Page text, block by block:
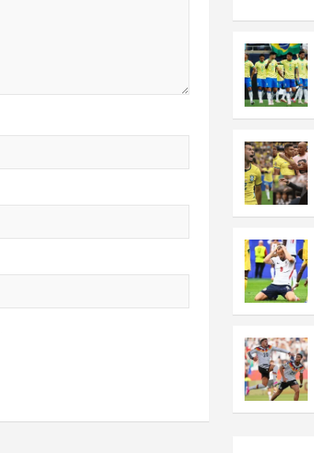
b
o
o
k
n
g
er